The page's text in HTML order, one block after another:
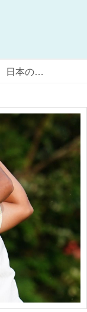
やっぱりすごいよ、日本のエース。松山英樹わずか5戦でもう賞金「2億円」突破